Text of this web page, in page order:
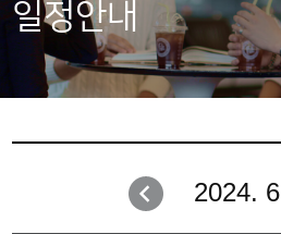
일정안내
2024. 6